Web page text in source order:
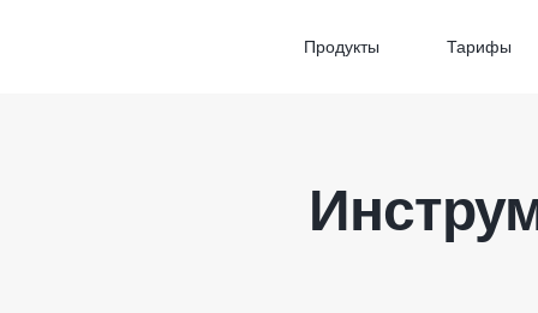
Продукты Тарифы